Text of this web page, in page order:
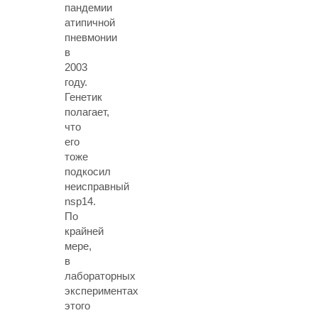
пандемии
атипичной
пневмонии
в
2003
году.
Генетик
полагает,
что
его
тоже
подкосил
неисправный
nsp14.
По
крайней
мере,
в
лабораторных
экспериментах
этого